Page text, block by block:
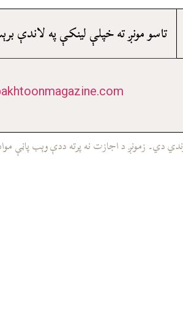
تاسو مونږ ته خپلې لينکې په لاندې
زمونږ د اجازت نه پرته ددې وېب پاڼې مواد